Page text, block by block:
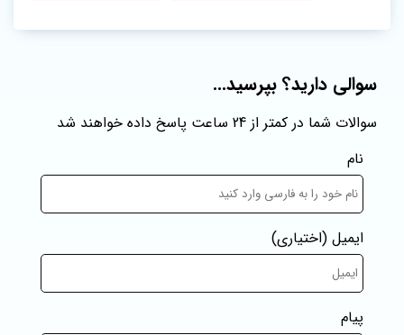
سوالی دارید؟ بپرسید...
سوالات شما در کمتر از 24 ساعت پاسخ داده خواهند شد
نام
ایمیل (اختیاری)
پیام